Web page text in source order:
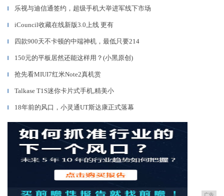
▎ 乐视与迪信通签约，超级手机大举进军线下市场
▎ iCouncil收藏在线新版3.0上线 更有
▎ 四款900天不卡顿的中端神机，最低只要214
▎ 150元的平板居然还能这样用？(小黑原创)
▎ 抢先看MIUI7红米Note2真机赏
▎ Talkase T1S迷你卡片式手机,精美小
▎ 18年前的风口，小灵通UT斯达康正式落幕
广告